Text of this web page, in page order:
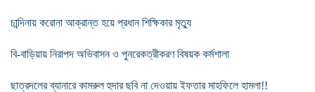
চান্দিনায় করোনা আক্রান্ত হয়ে প্রধান শিক্ষিকার মৃত্যু
বি-বাড়িয়ায় নিরাপদ অভিবাসন ও পুনরেকত্রীকরণ বিষয়ক কর্মশালা
ছাত্রদলের ব্যানারে কামরুল হুদার ছবি না দেওয়ায় ইফতার মাহফিলে হামলা!!